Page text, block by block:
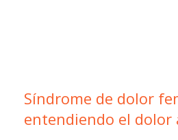
Síndrome de dolor
entendiendo el